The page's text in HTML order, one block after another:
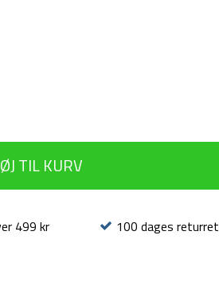
TIL KURV
499 kr 100 dages returret